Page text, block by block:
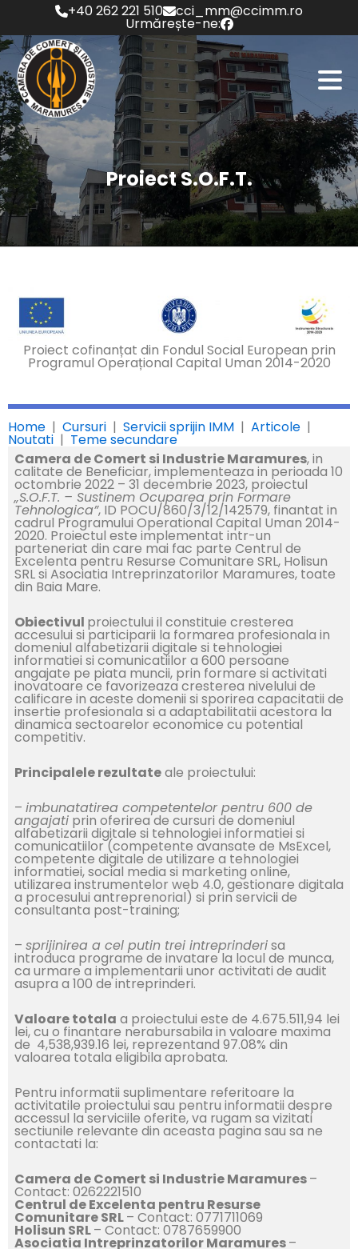
content
+40 262 221 510 cci_mm@ccimm.ro
Urmărește-ne:
Proiect S.O.F.T.
Proiect cofinanțat din Fondul Social European prin
Programul Operațional Capital Uman 2014-2020
Home | Cursuri | Servicii sprijin IMM | Articole |
Noutati | Teme secundare
Camera de Comert si Industrie Maramures, in
calitate de Beneficiar, implementeaza in perioada 10
octombrie 2022 – 31 decembrie 2023, proiectul
„S.O.F.T. – Sustinem Ocuparea prin Formare
Tehnologica”, ID POCU/860/3/12/142579, finantat in
cadrul Programului Operational Capital Uman 2014-
2020. Proiectul este implementat intr-un
parteneriat din care mai fac parte Centrul de
Excelenta pentru Resurse Comunitare SRL, Holisun
SRL si Asociatia Intreprinzatorilor Maramures, toate
din Baia Mare.
Obiectivul proiectului il constituie cresterea
accesului si participarii la formarea profesionala in
domeniul alfabetizarii digitale si tehnologiei
informatiei si comunicatiilor a 600 persoane
angajate pe piata muncii, prin formare si activitati
inovatoare ce favorizeaza cresterea nivelului de
calificare in aceste domenii si sporirea capacitatii de
insertie profesionala si a adaptabilitatii acestora la
dinamica sectoarelor economice cu potential
competitiv.
Principalele rezultateale proiectului:
– imbunatatirea competentelor pentru 600 de
angajati prin oferirea de cursuri de domeniul
alfabetizarii digitale si tehnologiei informatiei si
comunicatiilor (competente avansate de MsExcel,
competente digitale de utilizare a tehnologiei
informatiei, social media si marketing online,
utilizarea instrumentelor web 4.0, gestionare digitala
a procesului antreprenorial) si prin servicii de
consultanta post-training;
– sprijinirea a cel putin trei intreprinderisa
introduca programe de invatare la locul de munca,
ca urmare a implementarii unor activitati de audit
asupra a 100 de intreprinderi.
Valoare totala a proiectului este de 4.675.511,94 lei
lei, cu o finantare nerabursabila in valoare maxima
de 4,538,939.16 lei, reprezentand 97.08% din
valoarea totala eligibila aprobata.
Pentru informatii suplimentare referitoare la
activitatile proiectului sau pentru informatii despre
accessul la serviciile oferite, va rugam sa vizitati
sectiunile relevante din aceasta pagina sau sa ne
contactati la:
Camera de Comert si Industrie Maramures–
Contact: 0262221510
Centrul de Excelenta pentru Resurse
Comunitare SRL– Contact: 0771711069
Holisun SRL– Contact: 0787659900
Asociatia Intreprinzatorilor Maramures–